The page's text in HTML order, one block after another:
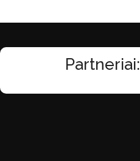
Partneriai: